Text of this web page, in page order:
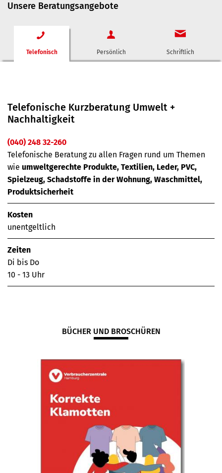
Unsere Beratungsangebote
Telefonisch Persönlich Schriftlich
Telefonische Kurzberatung Umwelt +
Nachhaltigkeit
(040) 248 32-260
Telefonische Beratung zu allen Fragen rund um Themen
wie umweltgerechte Produkte, Textilien, Leder, PVC,
Spielzeug, Schadstoffe in der Wohnung, Waschmittel,
Produktsicherheit
Kosten
unentgeltlich
Zeiten
Di bis Do
10 - 13 Uhr
BÜCHER UND BROSCHÜREN